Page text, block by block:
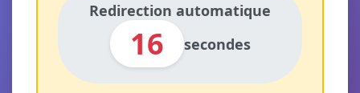
Redirection automatique
16 secondes